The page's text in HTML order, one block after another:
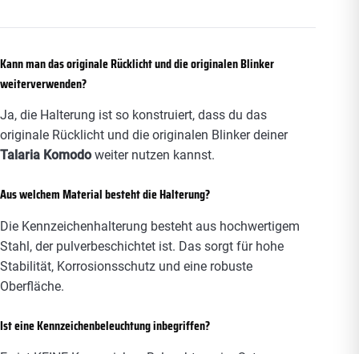
Kann man das originale Rücklicht und die originalen Blinker
weiterverwenden?
Ja, die Halterung ist so konstruiert, dass du das
originale Rücklicht und die originalen Blinker deiner
Talaria Komodo weiter nutzen kannst.
Aus welchem Material besteht die Halterung?
Die Kennzeichenhalterung besteht aus hochwertigem
Stahl, der pulverbeschichtet ist. Das sorgt für hohe
Stabilität, Korrosionsschutz und eine robuste
Oberfläche.
Ist eine Kennzeichenbeleuchtung inbegriffen?